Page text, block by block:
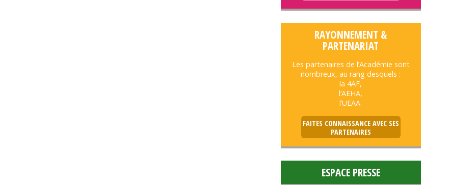
RAYONNEMENT &
PARTENARIAT
Les partenaires de l’Académie sont
nombreux, au rang desquels :
la 4AF,
l’AEHA,
l’UEAA.
FAITES CONNAISSANCE AVEC SES
PARTENAIRES
ESPACE PRESSE